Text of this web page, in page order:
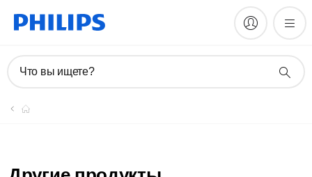
Что вы ищете?